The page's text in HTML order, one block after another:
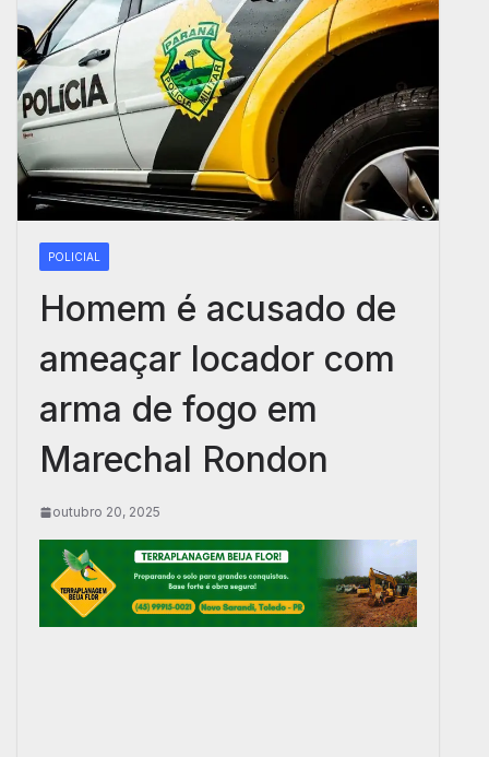
POLICIAL
Homem é acusado de
ameaçar locador com
arma de fogo em
Marechal Rondon
outubro 20, 2025